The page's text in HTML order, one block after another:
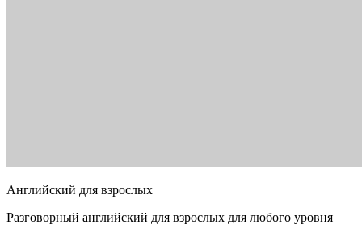
Английский для взрослых
Разговорный английский для взрослых для любого уровня